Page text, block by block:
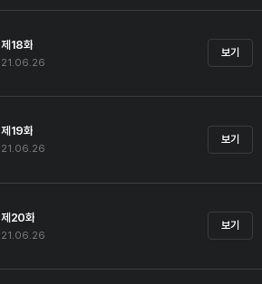
제18화
21.06.26
보기
제19화
21.06.26
보기
제20화
21.06.26
보기